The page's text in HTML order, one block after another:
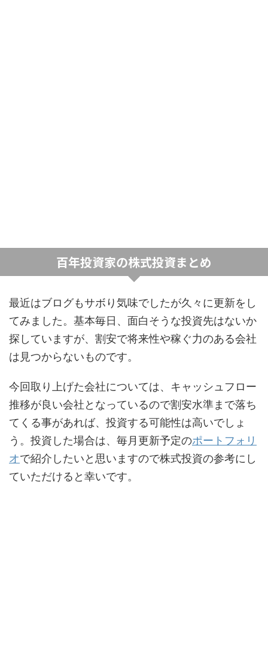
百年投資家の株式投資まとめ
最近はブログもサボり気味でしたが久々に更新をし
てみました。基本毎日、面白そうな投資先はないか
探していますが、割安で将来性や稼ぐ力のある会社
は見つからないものです。
今回取り上げた会社については、キャッシュフロー
推移が良い会社となっているので割安水準まで落ち
てくる事があれば、投資する可能性は高いでしょ
う。投資した場合は、毎月更新予定のポートフォリ
オで紹介したいと思いますので株式投資の参考にし
ていただけると幸いです。